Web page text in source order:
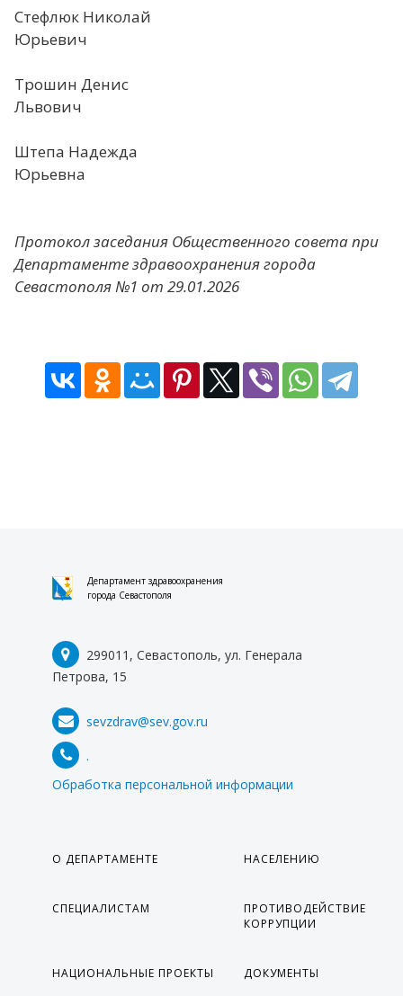
Стефлюк Николай
Юрьевич
Трошин Денис
Львович
Штепа Надежда
Юрьевна
Протоколзаседания Общественного совета при
Департаменте здравоохранения города
Севастополя №1 от 29.01.2026
Департамент здравоохранения
города Севастополя
299011, Севастополь, ул. Генерала
Петрова, 15
sevzdrav@sev.gov.ru
.
Обработка персональной информации
О ДЕПАРТАМЕНТЕ НАСЕЛЕНИЮ
СПЕЦИАЛИСТАМ
ПРОТИВОДЕЙСТВИЕ
КОРРУПЦИИ
НАЦИОНАЛЬНЫЕ ПРОЕКТЫ ДОКУМЕНТЫ